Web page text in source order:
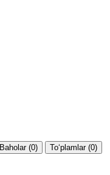
Baholar (0) To‘plamlar (0)